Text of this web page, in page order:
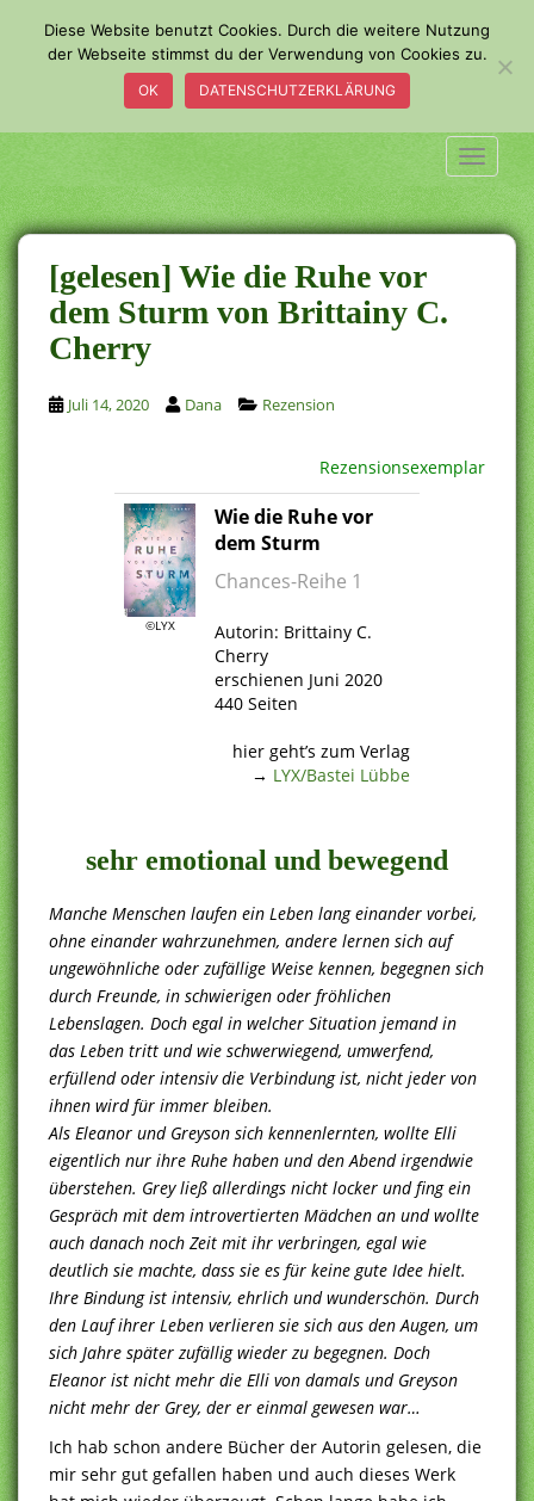
o
m
a
i
n
c
o
n
t
e
n
t
[gelesen] Wie die Ruhe vor
dem Sturm von Brittainy C.
Cherry
Juli 14, 2020 Dana Rezension
Rezensionsexemplar
©LYX
Wie die Ruhe vor
dem Sturm
Chances-Reihe 1
Autorin: Brittainy C.
Cherry
erschienen Juni 2020
440 Seiten
hier geht’s zum Verlag
→ LYX/Bastei Lübbe
sehr emotional und bewegend
Manche Menschen laufen ein Leben lang einander vorbei,
ohne einander wahrzunehmen, andere lernen sich auf
ungewöhnliche oder zufällige Weise kennen, begegnen sich
durch Freunde, in schwierigen oder fröhlichen
Lebenslagen. Doch egal in welcher Situation jemand in
das Leben tritt und wie schwerwiegend, umwerfend,
erfüllend oder intensiv die Verbindung ist, nicht jeder von
ihnen wird für immer bleiben.
Als Eleanor und Greyson sich kennenlernten, wollte Elli
eigentlich nur ihre Ruhe haben und den Abend irgendwie
überstehen. Grey ließ allerdings nicht locker und fing ein
Gespräch mit dem introvertierten Mädchen an und wollte
auch danach noch Zeit mit ihr verbringen, egal wie
deutlich sie machte, dass sie es für keine gute Idee hielt.
Ihre Bindung ist intensiv, ehrlich und wunderschön. Durch
den Lauf ihrer Leben verlieren sie sich aus den Augen, um
sich Jahre später zufällig wieder zu begegnen. Doch
Eleanor ist nicht mehr die Elli von damals und Greyson
nicht mehr der Grey, der er einmal gewesen war…
Ich hab schon andere Bücher der Autorin gelesen, die
mir sehr gut gefallen haben und auch dieses Werk
Diese Website benutzt Cookies. Durch die weitere Nutzung
der Webseite stimmst du der Verwendung von Cookies zu.
OK DATENSCHUTZERKLÄRUNG